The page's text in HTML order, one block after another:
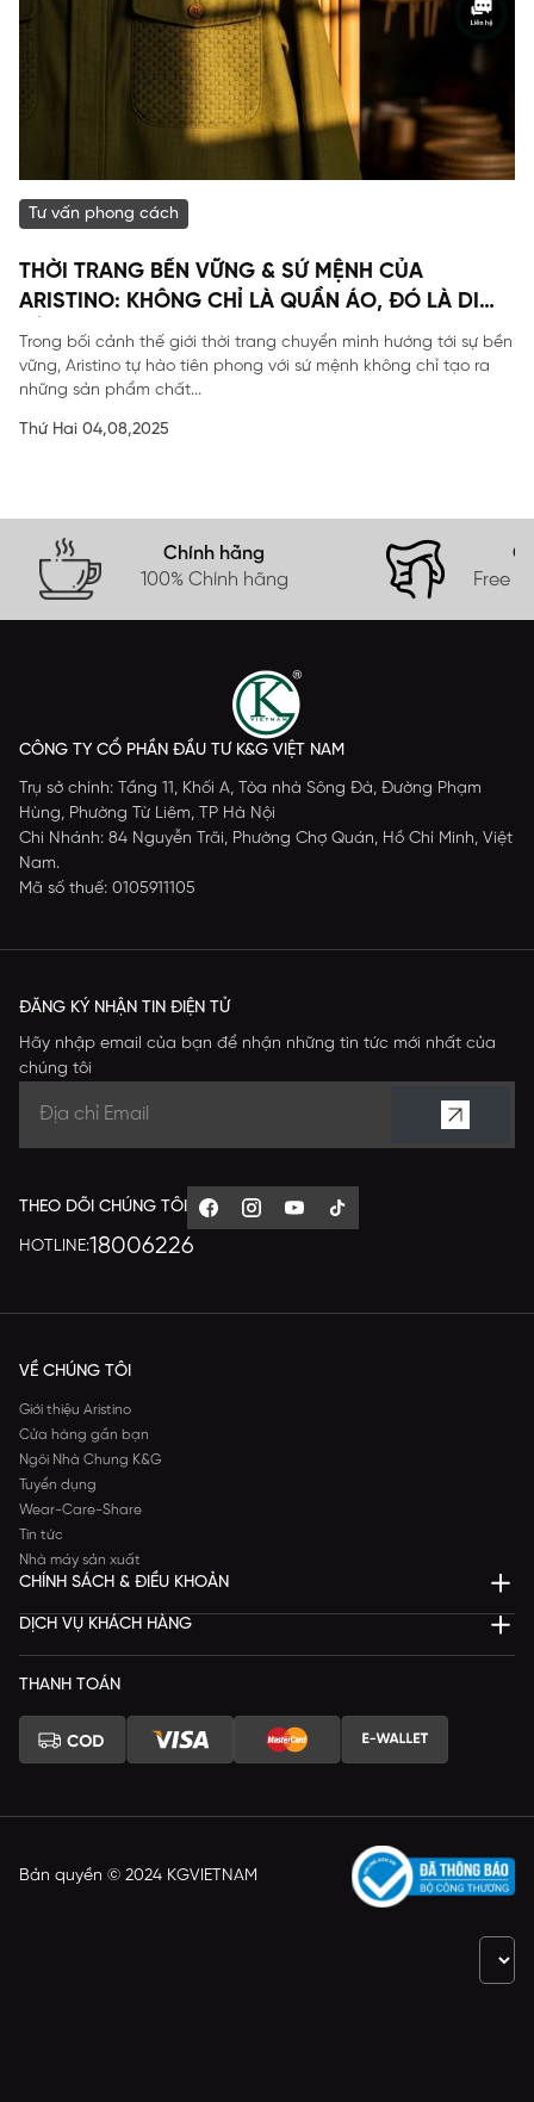
Tư vấn phong cách
THỜI TRANG BỀN VỮNG & SỨ MỆNH CỦA
ARISTINO: KHÔNG CHỈ LÀ QUẦN ÁO, ĐÓ LÀ DI
SẢN
Trong bối cảnh thế giới thời trang chuyển mình hướng tới sự bền
vững, Aristino tự hào tiên phong với sứ mệnh không chỉ tạo ra
những sản phẩm chất...
Thứ Hai 04,08,2025
Chính hãng
100% Chính hãng
Free
CÔNG TY CỔ PHẦN ĐẦU TƯ K&G VIỆT NAM
Trụ sở chính: Tầng 11, Khối A, Tòa nhà Sông Đà, Đường Phạm
Hùng, Phường Từ Liêm, TP Hà Nội
Chi Nhánh: 84 Nguyễn Trãi, Phường Chợ Quán, Hồ Chí Minh, Việt
Nam.
Mã số thuế: 0105911105
ĐĂNG KÝ NHẬN TIN ĐIỆN TỬ
Hãy nhập email của bạn để nhận những tin tức mới nhất của
chúng tôi
THEO DÕI CHÚNG TÔI
HOTLINE:18006226
VỀ CHÚNG TÔI
Giới thiệu Aristino
Cửa hàng gần bạn
Ngôi Nhà Chung K&G
Tuyển dụng
Wear-Care-Share
Tin tức
Nhà máy sản xuất
CHÍNH SÁCH & ĐIỀU KHOẢN
DỊCH VỤ KHÁCH HÀNG
THANH TOÁN
Bản quyền © 2024 KGVIETNAM